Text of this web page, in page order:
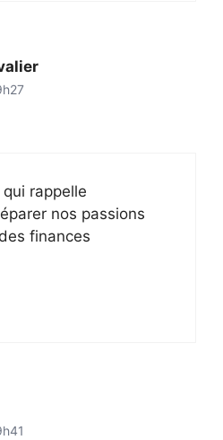
rappelle
nos passions
finances